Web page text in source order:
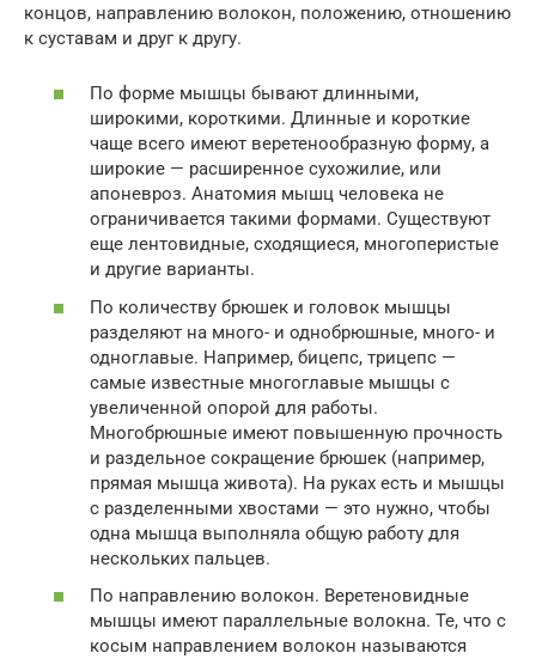
концов, направлению волокон, положению, отношению
к суставам и друг к другу.
По форме мышцы бывают длинными,
широкими, короткими. Длинные и короткие
чаще всего имеют веретенообразную форму, а
широкие — расширенное сухожилие, или
апоневроз. Анатомия мышц человека не
ограничивается такими формами. Существуют
еще лентовидные, сходящиеся, многоперистые
и другие варианты.
По количеству брюшек и головок мышцы
разделяют на много- и однобрюшные, много- и
одноглавые. Например, бицепс, трицепс —
самые известные многоглавые мышцы с
увеличенной опорой для работы.
Многобрюшные имеют повышенную прочность
и раздельное сокращение брюшек (например,
прямая мышца живота). На руках есть и мышцы
с разделенными хвостами — это нужно, чтобы
одна мышца выполняла общую работу для
нескольких пальцев.
По направлению волокон. Веретеновидные
мышцы имеют параллельные волокна. Те, что с
косым направлением волокон называются